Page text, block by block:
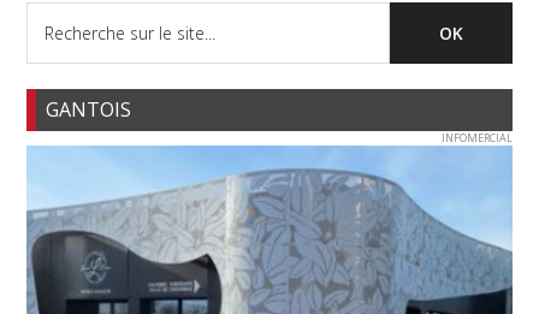
GANTOIS
INFOMERCIAL